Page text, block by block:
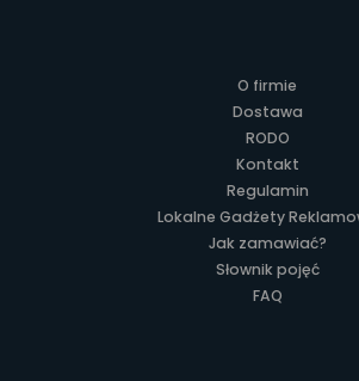
O firmie
Dostawa
RODO
Kontakt
Regulamin
Lokalne Gadżety
Jak zamawiać?
Słownik pojęć
FAQ